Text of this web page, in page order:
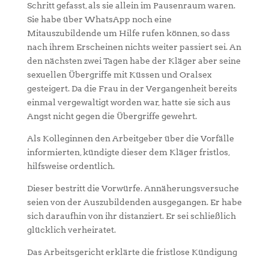
Schritt gefasst, als sie allein im Pausenraum waren.
Sie habe über WhatsApp noch eine
Mitauszubildende um Hilfe rufen können, so dass
nach ihrem Erscheinen nichts weiter passiert sei. An
den nächsten zwei Tagen habe der Kläger aber seine
sexuellen Übergriffe mit Küssen und Oralsex
gesteigert. Da die Frau in der Vergangenheit bereits
einmal vergewaltigt worden war, hatte sie sich aus
Angst nicht gegen die Übergriffe gewehrt.
Als Kolleginnen den Arbeitgeber über die Vorfälle
informierten, kündigte dieser dem Kläger fristlos,
hilfsweise ordentlich.
Dieser bestritt die Vorwürfe. Annäherungsversuche
seien von der Auszubildenden ausgegangen. Er habe
sich daraufhin von ihr distanziert. Er sei schließlich
glücklich verheiratet.
Das Arbeitsgericht erklärte die fristlose Kündigung